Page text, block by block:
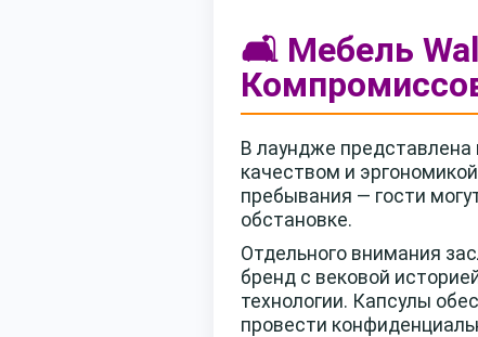
🛋️ Мебель
В лаундже представлена
качеством и
пребывания — гости
обстановке.
Отдельного внимания
бренд с вековой
технологии. Капсулы
провести